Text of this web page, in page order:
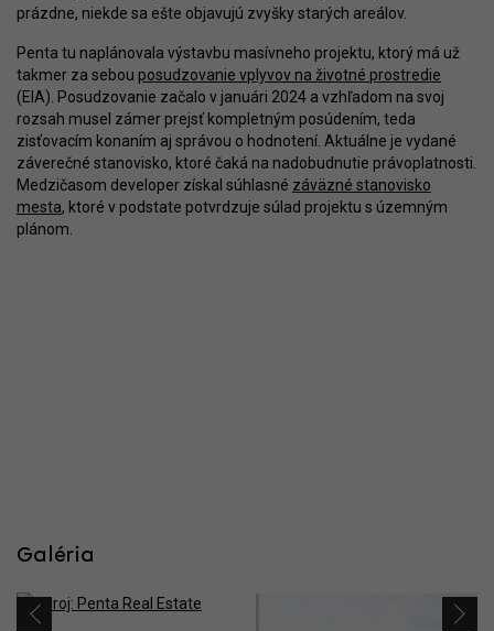
prázdne, niekde sa ešte objavujú zvyšky starých areálov.
Penta tu naplánovala výstavbu masívneho projektu, ktorý má už
takmer za sebou posudzovanie vplyvov na životné prostredie
(EIA). Posudzovanie začalo v januári 2024 a vzhľadom na svoj
rozsah musel zámer prejsť kompletným posúdením, teda
zisťovacím konaním aj správou o hodnotení. Aktuálne je vydané
záverečné stanovisko, ktoré čaká na nadobudnutie právoplatnosti.
Medzičasom developer získal súhlasné záväzné stanovisko
mesta, ktoré v podstate potvrdzuje súlad projektu s územným
plánom.
Galéria